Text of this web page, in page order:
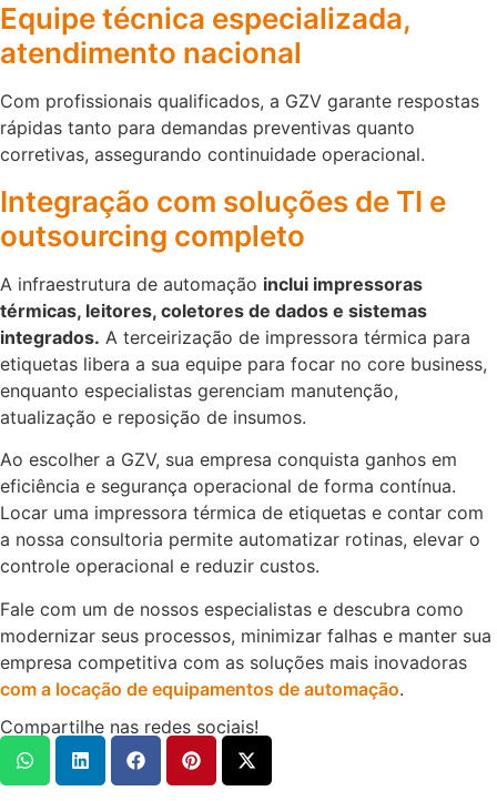
Equipe técnica especializada,
atendimento nacional
Com profissionais qualificados, a GZV garante respostas
rápidas tanto para demandas preventivas quanto
corretivas, assegurando continuidade operacional.
Integração com soluções de TI e
outsourcing completo
A infraestrutura de automação inclui impressoras
térmicas, leitores, coletores de dados e sistemas
integrados. A terceirização de impressora térmica para
etiquetas libera a sua equipe para focar no core business,
enquanto especialistas gerenciam manutenção,
atualização e reposição de insumos.
Ao escolher a GZV, sua empresa conquista ganhos em
eficiência e segurança operacional de forma contínua.
Locar uma impressora térmica de etiquetas e contar com
a nossa consultoria permite automatizar rotinas, elevar o
controle operacional e reduzir custos.
Fale com um de nossos especialistas e descubra como
modernizar seus processos, minimizar falhas e manter sua
empresa competitiva com as soluções mais inovadoras
com a locação de equipamentos de automação.
Compartilhe nas redes sociais!